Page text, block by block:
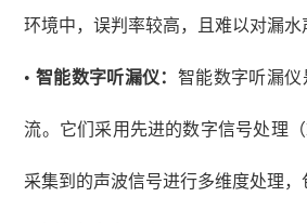
环境中，误判率较高，且难以对漏水
• 智能数字听漏仪： 智能数字听漏
流。它们采用先进的数字信号处理（
采集到的声波信号进行多维度处理，